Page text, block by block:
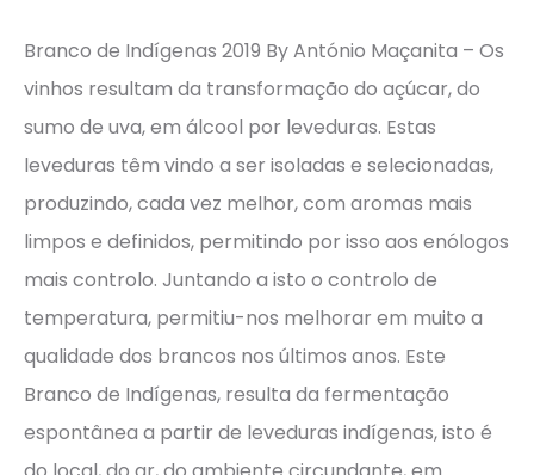
Branco de Indígenas 2019 By António Maçanita – Os
vinhos resultam da transformação do açúcar, do
sumo de uva, em álcool por leveduras. Estas
leveduras têm vindo a ser isoladas e selecionadas,
produzindo, cada vez melhor, com aromas mais
limpos e definidos, permitindo por isso aos enólogos
mais controlo. Juntando a isto o controlo de
temperatura, permitiu-nos melhorar em muito a
qualidade dos brancos nos últimos anos. Este
Branco de Indígenas, resulta da fermentação
espontânea a partir de leveduras indígenas, isto é